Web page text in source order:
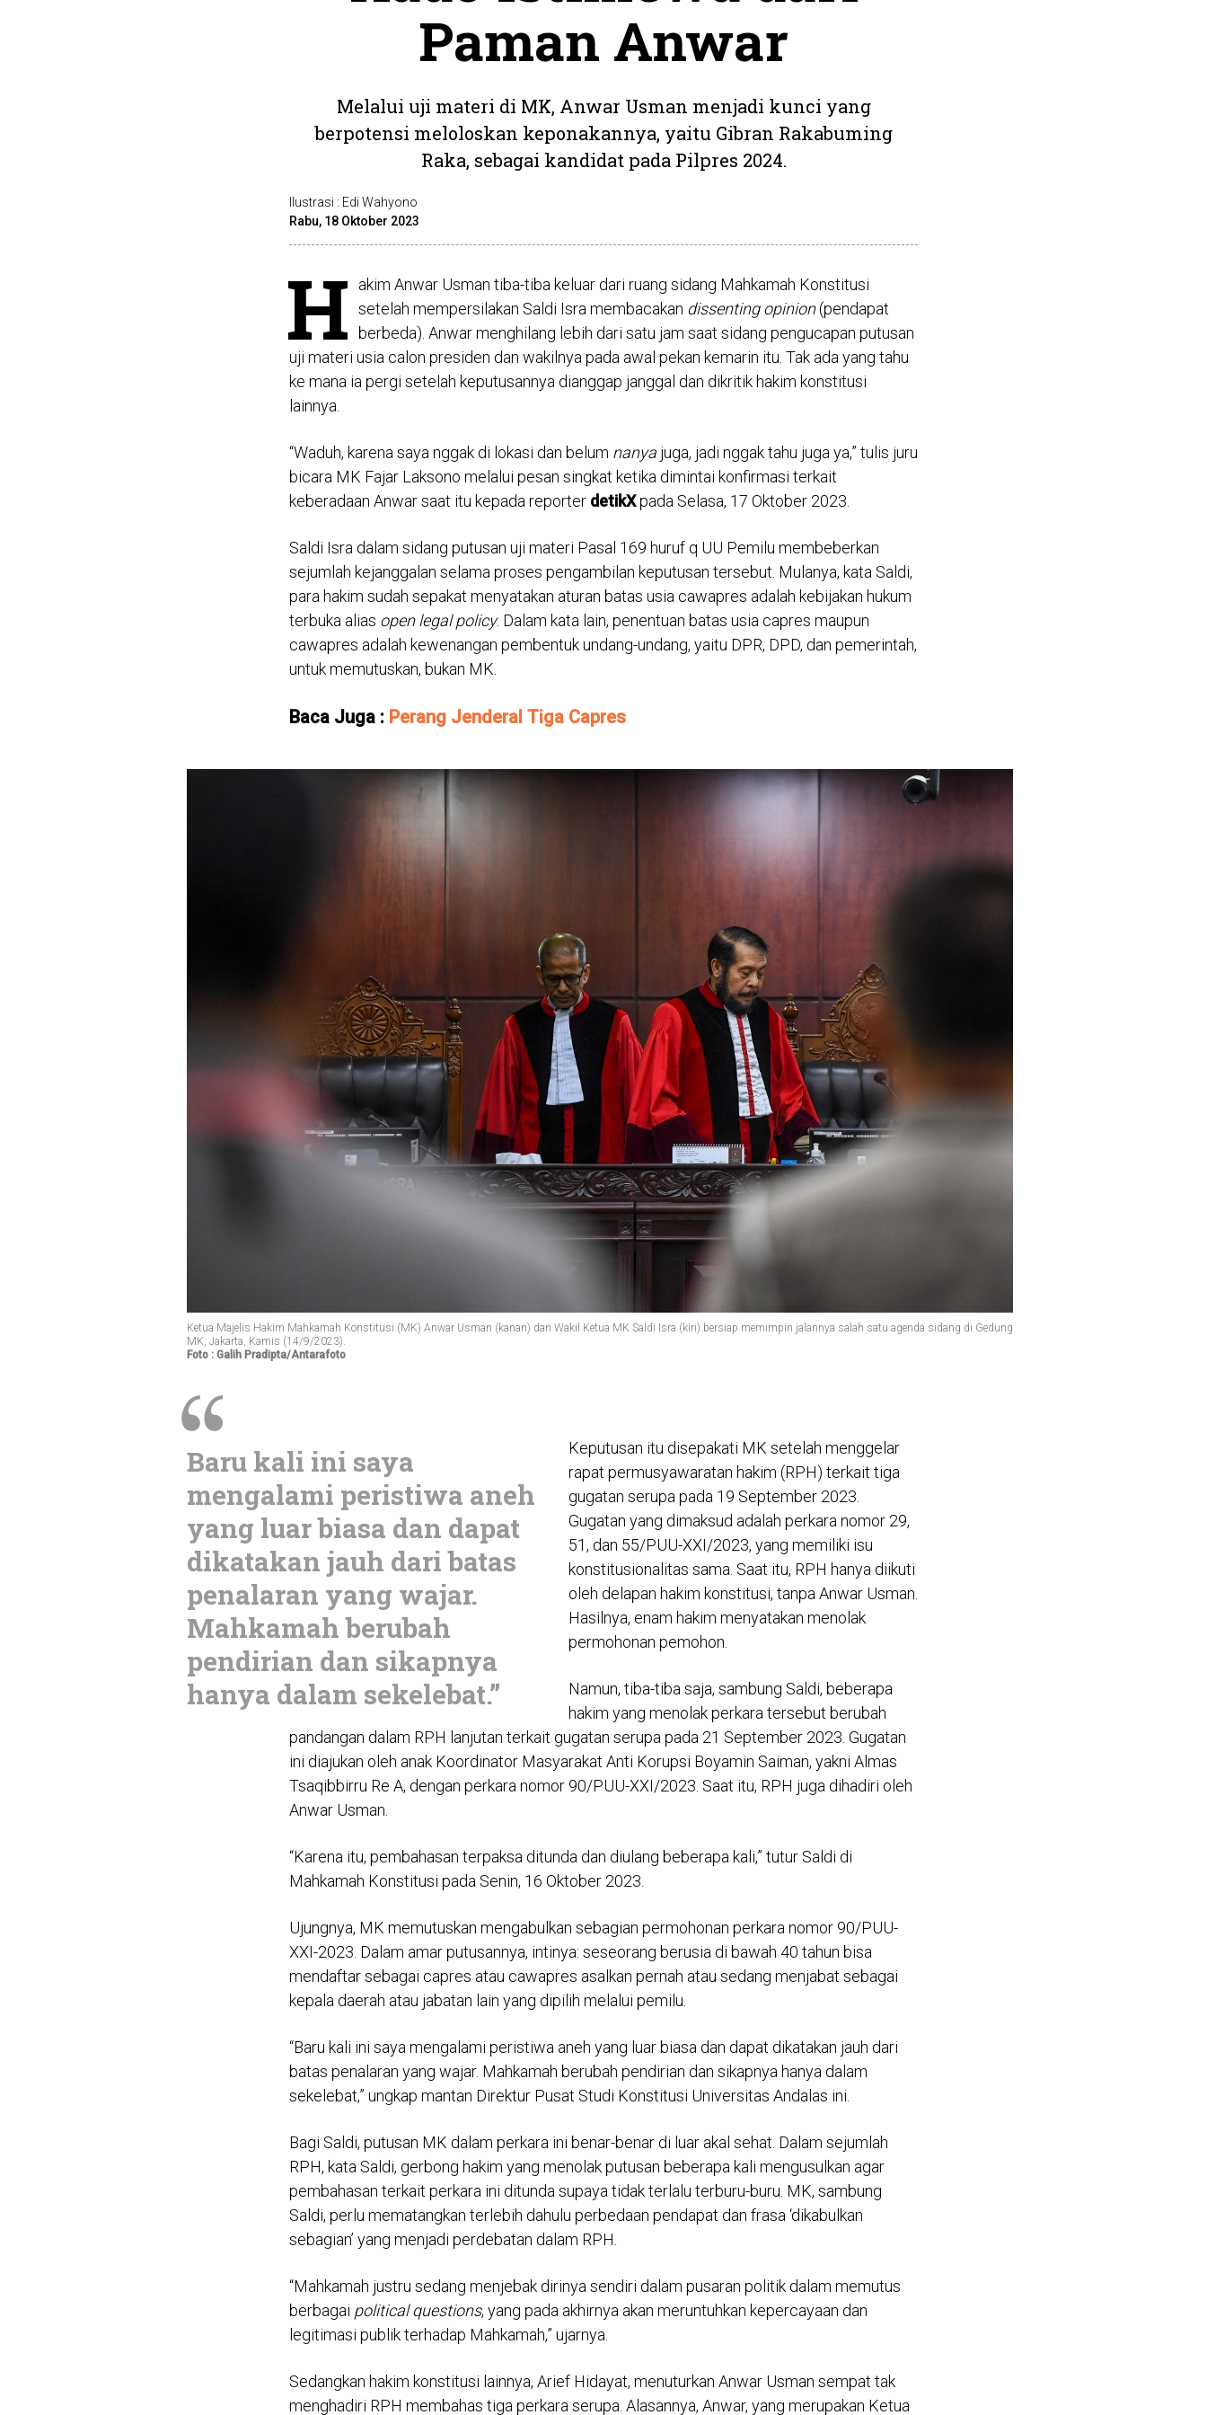
Paman Anwar
Melalui uji materi di MK, Anwar Usman menjadi kunci yang
berpotensi meloloskan keponakannya, yaitu Gibran Rakabuming
Raka, sebagai kandidat pada Pilpres 2024.
Ilustrasi : Edi Wahyono
Rabu, 18 Oktober 2023
H
akim Anwar Usman tiba-tiba keluar dari ruang sidang Mahkamah Konstitusi
setelah mempersilakan Saldi Isra membacakan dissenting opinion(pendapat
berbeda). Anwar menghilang lebih dari satu jam saat sidang pengucapan putusan
uji materi usia calon presiden dan wakilnya pada awal pekan kemarin itu. Tak ada yang tahu
ke mana ia pergi setelah keputusannya dianggap janggal dan dikritik hakim konstitusi
lainnya.
“Waduh, karena saya nggak di lokasi dan belum nanya juga, jadi nggak tahu juga ya,” tulis juru
bicara MK Fajar Laksono melalui pesan singkat ketika dimintai konfirmasi terkait
keberadaan Anwar saat itu kepada reporter detikXpada Selasa, 17 Oktober 2023.
Saldi Isra dalam sidang putusan uji materi Pasal 169 huruf q UU Pemilu membeberkan
sejumlah kejanggalan selama proses pengambilan keputusan tersebut. Mulanya, kata Saldi,
para hakim sudah sepakat menyatakan aturan batas usia cawapres adalah kebijakan hukum
terbuka alias open legal policy. Dalam kata lain, penentuan batas usia capres maupun
cawapres adalah kewenangan pembentuk undang-undang, yaitu DPR, DPD, dan pemerintah,
untuk memutuskan, bukan MK.
Baca Juga : Perang Jenderal Tiga Capres
Ketua Majelis Hakim Mahkamah Konstitusi (MK) Anwar Usman (kanan) dan Wakil Ketua MK Saldi Isra (kiri) bersiap memimpin jalannya salah satu agenda sidang di Gedung
MK, Jakarta, Kamis (14/9/2023).
Foto : Galih Pradipta/Antarafoto
Baru kali ini saya
mengalami peristiwa aneh
yang luar biasa dan dapat
dikatakan jauh dari batas
penalaran yang wajar.
Mahkamah berubah
pendirian dan sikapnya
hanya dalam sekelebat.”
Keputusan itu disepakati MK setelah menggelar
rapat permusyawaratan hakim (RPH) terkait tiga
gugatan serupa pada 19 September 2023.
Gugatan yang dimaksud adalah perkara nomor 29,
51, dan 55/PUU-XXI/2023, yang memiliki isu
konstitusionalitas sama. Saat itu, RPH hanya diikuti
oleh delapan hakim konstitusi, tanpa Anwar Usman.
Hasilnya, enam hakim menyatakan menolak
permohonan pemohon.
Namun, tiba-tiba saja, sambung Saldi, beberapa
hakim yang menolak perkara tersebut berubah
pandangan dalam RPH lanjutan terkait gugatan serupa pada 21 September 2023. Gugatan
ini diajukan oleh anak Koordinator Masyarakat Anti Korupsi Boyamin Saiman, yakni Almas
Tsaqibbirru Re A, dengan perkara nomor 90/PUU-XXI/2023. Saat itu, RPH juga dihadiri oleh
Anwar Usman.
“Karena itu, pembahasan terpaksa ditunda dan diulang beberapa kali,” tutur Saldi di
Mahkamah Konstitusi pada Senin, 16 Oktober 2023.
Ujungnya, MK memutuskan mengabulkan sebagian permohonan perkara nomor 90/PUU-
XXI-2023. Dalam amar putusannya, intinya: seseorang berusia di bawah 40 tahun bisa
mendaftar sebagai capres atau cawapres asalkan pernah atau sedang menjabat sebagai
kepala daerah atau jabatan lain yang dipilih melalui pemilu.
“Baru kali ini saya mengalami peristiwa aneh yang luar biasa dan dapat dikatakan jauh dari
batas penalaran yang wajar. Mahkamah berubah pendirian dan sikapnya hanya dalam
sekelebat,” ungkap mantan Direktur Pusat Studi Konstitusi Universitas Andalas ini.
Bagi Saldi, putusan MK dalam perkara ini benar-benar di luar akal sehat. Dalam sejumlah
RPH, kata Saldi, gerbong hakim yang menolak putusan beberapa kali mengusulkan agar
pembahasan terkait perkara ini ditunda supaya tidak terlalu terburu-buru. MK, sambung
Saldi, perlu mematangkan terlebih dahulu perbedaan pendapat dan frasa ‘dikabulkan
sebagian’ yang menjadi perdebatan dalam RPH.
“Mahkamah justru sedang menjebak dirinya sendiri dalam pusaran politik dalam memutus
berbagai political questions, yang pada akhirnya akan meruntuhkan kepercayaan dan
legitimasi publik terhadap Mahkamah,” ujarnya.
Sedangkan hakim konstitusi lainnya, Arief Hidayat, menuturkan Anwar Usman sempat tak
menghadiri RPH membahas tiga perkara serupa. Alasannya, Anwar, yang merupakan Ketua